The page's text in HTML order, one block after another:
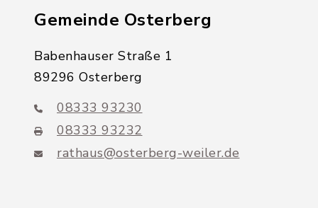
Gemeinde Osterberg
Babenhauser Straße 1
89296 Osterberg
08333 93230
08333 93232
rathaus@osterberg-weiler.de